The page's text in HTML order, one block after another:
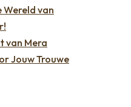
Wereld van
van Mera
Jouw Trouwe